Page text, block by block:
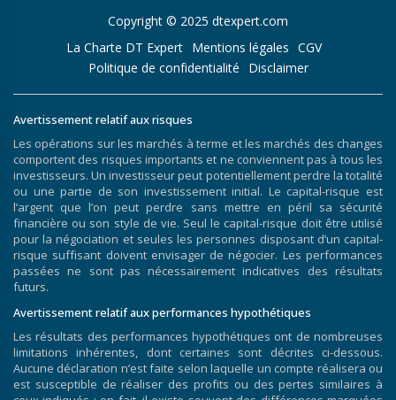
Copyright © 2025 dtexpert.com
La Charte DT Expert
Mentions légales CGV
Politique de confidentialité
Disclaimer
Avertissement relatif aux risques
Les opérations sur les marchés à terme et les marchés des changes
comportent des risques importants et ne conviennent pas à tous les
investisseurs. Un investisseur peut potentiellement perdre la totalité
ou une partie de son investissement initial. Le capital-risque est
l’argent que l’on peut perdre sans mettre en péril sa sécurité
financière ou son style de vie. Seul le capital-risque doit être utilisé
pour la négociation et seules les personnes disposant d’un capital-
risque suffisant doivent envisager de négocier. Les performances
passées ne sont pas nécessairement indicatives des résultats
futurs.
Avertissement relatif aux performances hypothétiques
Les résultats des performances hypothétiques ont de nombreuses
limitations inhérentes, dont certaines sont décrites ci-dessous.
Aucune déclaration n’est faite selon laquelle un compte réalisera ou
est susceptible de réaliser des profits ou des pertes similaires à